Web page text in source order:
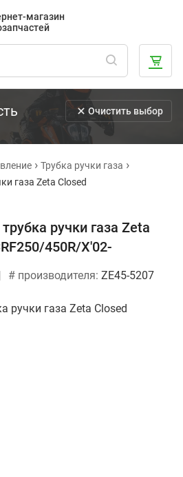
магазин
Очистить выбор
Трубка ручки газа
газа Zeta Closed
ручки газа Zeta
450R/X'02-
# производителя: ZE45-5207